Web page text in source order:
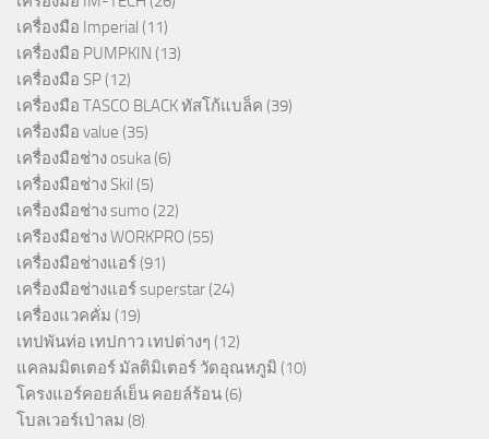
เครื่องมือ Imperial (11)
เครื่องมือ PUMPKIN (13)
เครื่องมือ SP (12)
เครื่องมือ TASCO BLACK ทัสโก้แบล็ค (39)
เครื่องมือ value (35)
เครื่องมือช่าง osuka (6)
เครื่องมือช่าง Skil (5)
เครื่องมือช่าง sumo (22)
เครืองมือช่าง WORKPRO (55)
เครื่องมือช่างแอร์ (91)
เครื่องมือช่างแอร์ superstar (24)
เครื่องแวคคั่ม (19)
เทปพันท่อ เทปกาว เทปต่างๆ (12)
แคลมมิตเตอร์ มัลติมิเตอร์ วัดอุณหภูมิ (10)
โครงแอร์คอยล์เย็น คอยล์ร้อน (6)
โบลเวอร์เป่าลม (8)